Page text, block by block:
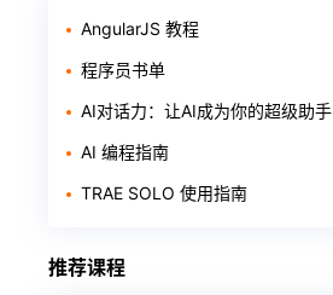
AngularJS 教程
程序员书单
AI对话力：让AI成为你的超级助手
AI 编程指南
TRAE SOLO 使用指南
推荐课程